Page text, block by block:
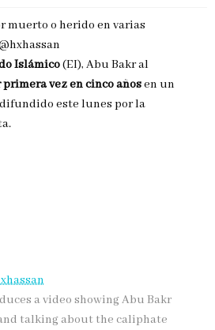
muerto o herido en varias
Islámico(EI), Abu Bakr al
vez en cinco añosen un
este lunes por la
a video showing Abu Bakr
talking about the caliphate